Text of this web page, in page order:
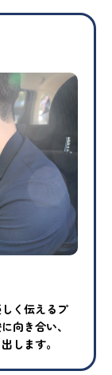
く伝えるプ
向き合い、
します。